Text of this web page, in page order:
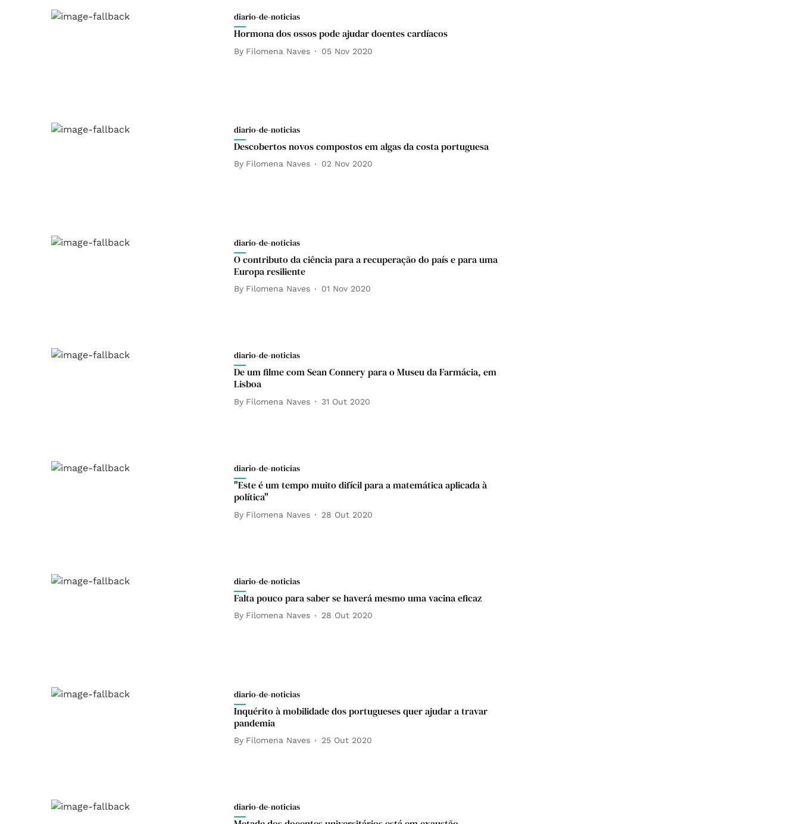
diario-de-noticias
Hormona dos ossos pode ajudar doentes cardíacos
By Filomena Naves 05 Nov 2020
diario-de-noticias
Descobertos novos compostos em algas da costa portuguesa
By Filomena Naves 02 Nov 2020
diario-de-noticias
O contributo da ciência para a recuperação do país e para uma
Europa resiliente
By Filomena Naves 01 Nov 2020
diario-de-noticias
De um filme com Sean Connery para o Museu da Farmácia, em
Lisboa
By Filomena Naves 31 Out 2020
diario-de-noticias
"Este é um tempo muito difícil para a matemática aplicada à
política"
By Filomena Naves 28 Out 2020
diario-de-noticias
Falta pouco para saber se haverá mesmo uma vacina eficaz
By Filomena Naves 28 Out 2020
diario-de-noticias
Inquérito à mobilidade dos portugueses quer ajudar a travar
pandemia
By Filomena Naves 25 Out 2020
diario-de-noticias